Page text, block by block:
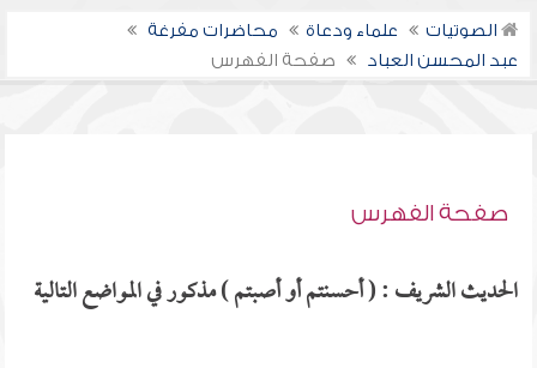
الصوتيات علماء ودعاة
محاضرات مفرغة
عبد المحسن العباد
صفحة الفهرس
صفحة الفهرس
الحديث الشريف : ( أحسنتم أو أصبتم ) مذكور في المواضع التالية